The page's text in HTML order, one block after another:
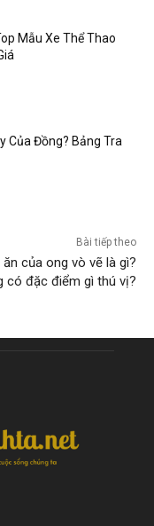
Mẫu Xe Thể Thao
Của Đồng? Bảng Tra
Bài tiếp theo
của ong vò vẽ là gì?
có đặc điểm gì thú vị?